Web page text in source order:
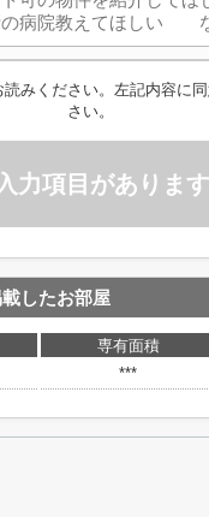
読みください。左記内容に
さい。
力項目があります
したお部屋
専有面積
***